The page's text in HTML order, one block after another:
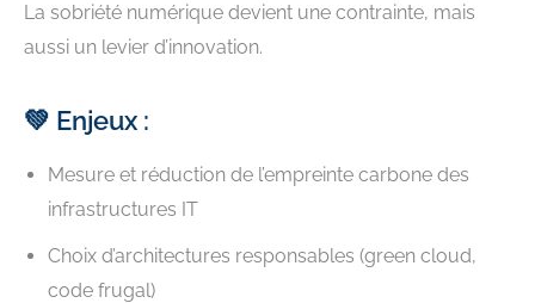
La sobriété numérique devient une contrainte, mais
aussi un levier d’innovation.
💚 Enjeux :
Mesure et réduction de l’empreinte carbone des
infrastructures IT
Choix d’architectures responsables (green cloud,
code frugal)